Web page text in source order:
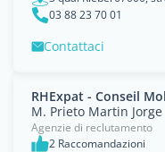
03 88 23 70 01
Contattaci
RHExpat - Conseil
M. Prieto Martin Jorge
Agenzie di reclutamento
2 Raccomandazioni